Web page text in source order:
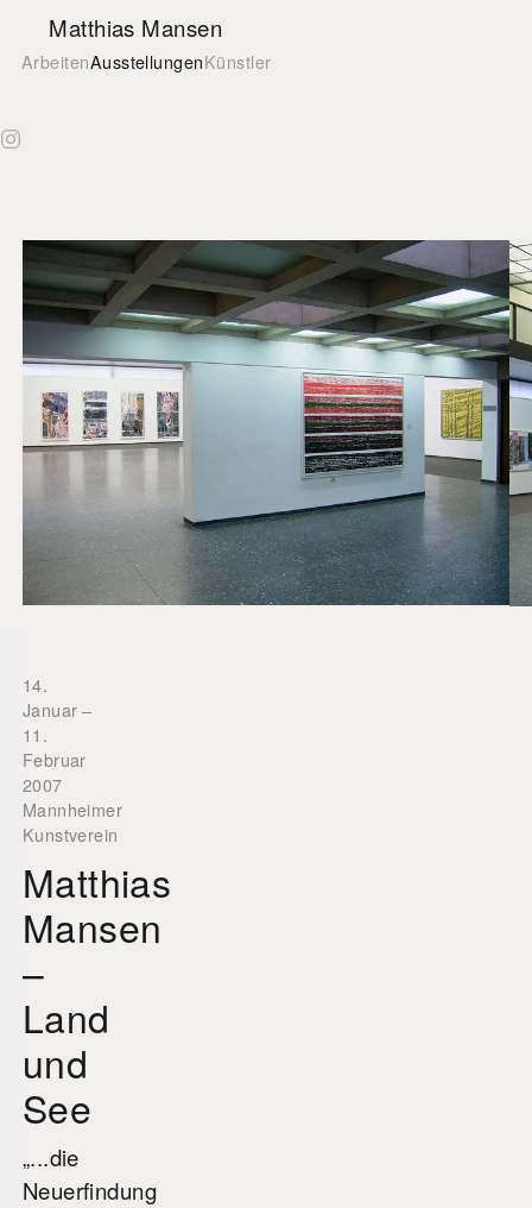
Matthias Mansen
Matthias Mansen on Instagram
ArbeitenAusstellungenKünstler
14.
Januar –
11.
Februar
2007
Mannheimer
Kunstverein
Matthias
Mansen
–
Land
und
See
„...die
Neuerfindung